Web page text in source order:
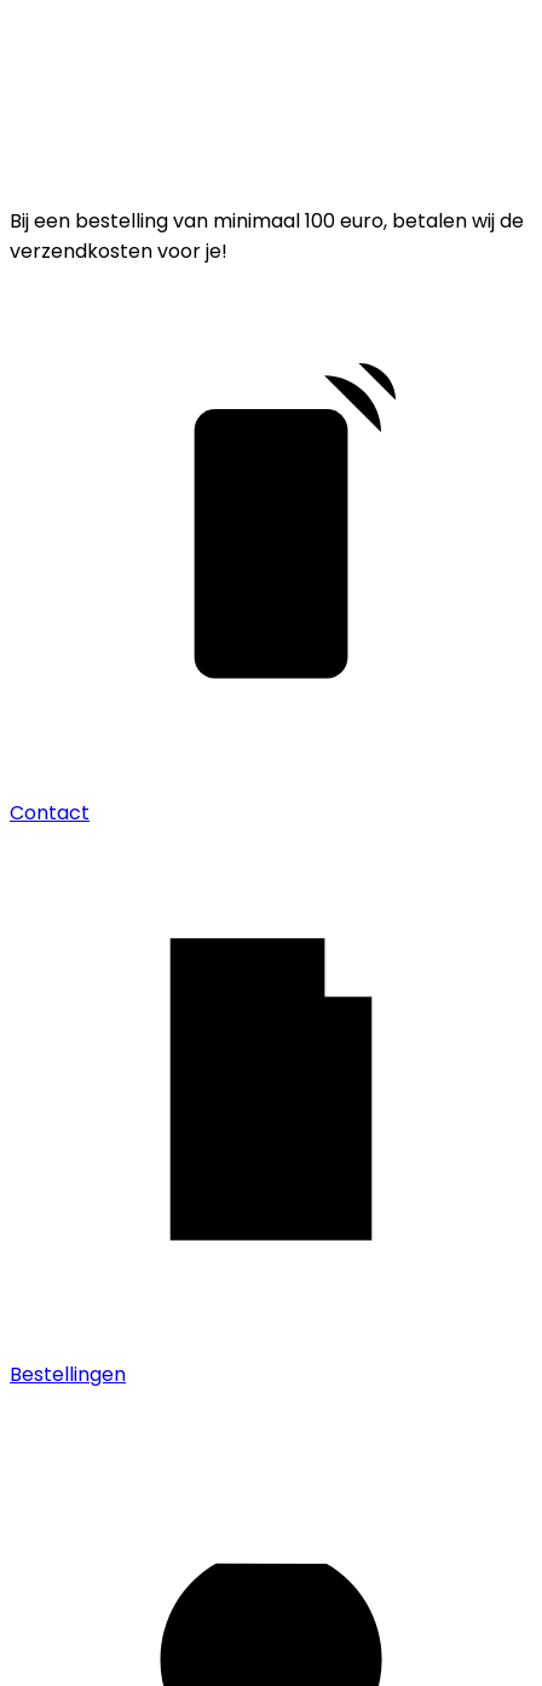
Bij een bestelling van minimaal 100 euro, betalen wij de
verzendkosten voor je!
Contact
Bestellingen